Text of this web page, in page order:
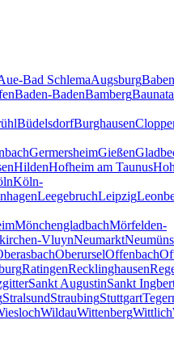
Bad SchlemaAugsburg
Baden-BadenBamberg
BüdelsdorfBurghausen
GermersheimGießen
HildenHofheim am Taunus
Köln-
LeegebruchLeipzig
MönchengladbachMörfelden-
VluynNeumarkt
OberurselOffenbach
RatingenRecklinghausen
Sankt AugustinSankt
StralsundStraubingStuttgart
WildauWittenbergWittlich